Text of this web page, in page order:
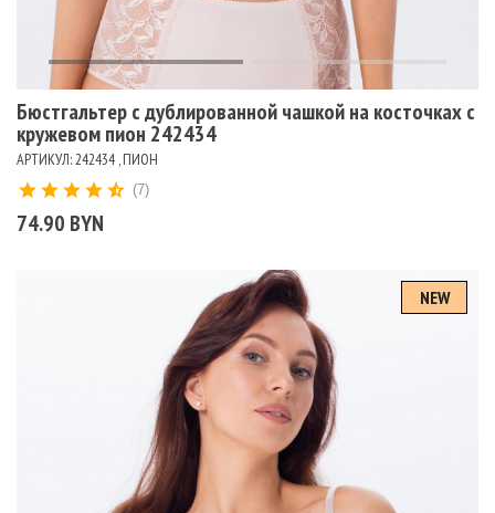
Бюстгальтер с дублированной чашкой на косточках с
кружевом пион 242434
АРТИКУЛ: 242434 , ПИОН
74.90 BYN
(7)
NEW